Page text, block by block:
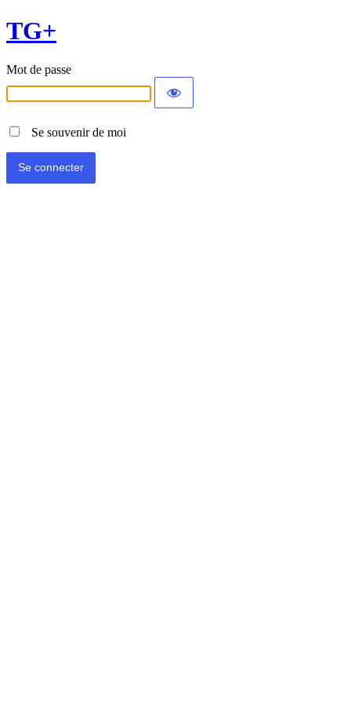
TG+
Mot de passe
Se souvenir de moi